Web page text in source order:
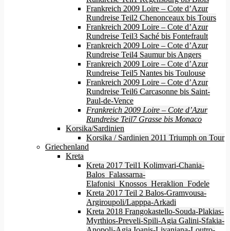
Frankreich 2009 Loire – Cote d’Azur
Rundreise Teil2 Chenonceaux bis Tours
Frankreich 2009 Loire – Cote d’Azur
Rundreise Teil3 Saché bis Fontefrault
Frankreich 2009 Loire – Cote d’Azur
Rundreise Teil4 Saumur bis Angers
Frankreich 2009 Loire – Cote d’Azur
Rundreise Teil5 Nantes bis Toulouse
Frankreich 2009 Loire – Cote d’Azur
Rundreise Teil6 Carcasonne bis Saint-
Paul-de-Vence
Frankreich 2009 Loire – Cote d’Azur
Rundreise Teil7 Grasse bis Monaco
Korsika/Sardinien
Korsika / Sardinien 2011 Triumph on Tour
Griechenland
Kreta
Kreta 2017 Teil1 Kolimvari-Chania-
Balos_Falassarna-
Elafonisi_Knossos_Heraklion_Fodele
Kreta 2017 Teil 2 Balos-Gramvousa-
Argiroupoli/Lapppa-Arkadi
Kreta 2018 Frangokastello-Souda-Plakias-
Myrthios-Preveli-Spili-Agia Galini-Sfakia-